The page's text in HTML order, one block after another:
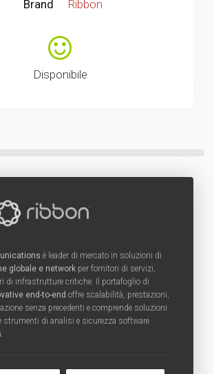
Brand Ribbon
Disponibile
è leader di mercato in soluzioni di
globale e network per fornitori di servizi,
di infrastrutture critiche. Il portafoglio di
end-to-end offre scalabilità, prestazioni,
senza precedenti e comprende soluzioni
strumenti di analisi e sicurezza software